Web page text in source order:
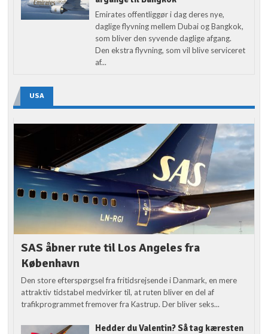
Emirates offentliggør i dag deres nye,
daglige flyvning mellem Dubai og Bangkok,
som bliver den syvende daglige afgang.
Den ekstra flyvning, som vil blive serviceret
af...
USA
SAS åbner rute til Los Angeles fra
København
Den store efterspørgsel fra fritidsrejsende i Danmark, en mere
attraktiv tidstabel medvirker til, at ruten bliver en del af
trafikprogrammet fremover fra Kastrup. Der bliver seks...
Hedder du Valentin? Så tag kæresten